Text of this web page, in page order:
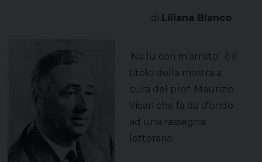
di Liliana Blanco
‘Na lu cori m’arristo’ è il
titolo della mostra a
cura del prof. Maurizio
Vicari che fa da sfondo
ad una rassegna
letteraria.